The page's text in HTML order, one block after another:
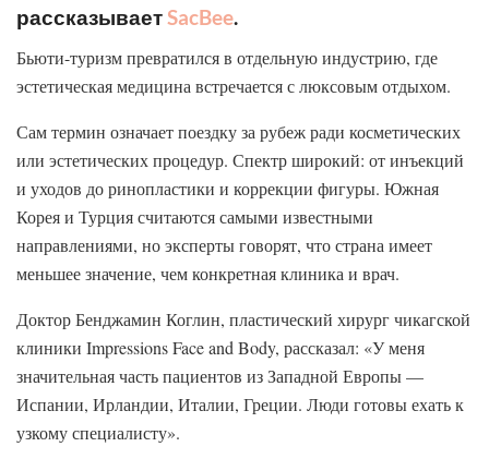
рассказываетSacBee.
Бьюти-туризм превратился в отдельную индустрию, где
эстетическая медицина встречается с люксовым отдыхом.
Сам термин означает поездку за рубеж ради косметических
или эстетических процедур. Спектр широкий: от инъекций
и уходов до ринопластики и коррекции фигуры. Южная
Корея и Турция считаются самыми известными
направлениями, но эксперты говорят, что страна имеет
меньшее значение, чем конкретная клиника и врач.
Доктор Бенджамин Коглин, пластический хирург чикагской
клиники Impressions Face and Body, рассказал: «У меня
значительная часть пациентов из Западной Европы —
Испании, Ирландии, Италии, Греции. Люди готовы ехать к
узкому специалисту».